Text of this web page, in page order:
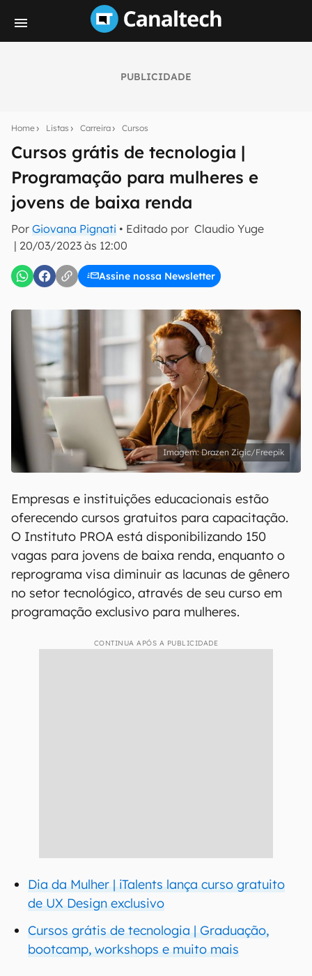
PUBLICIDADE
Home Listas Carreira Cursos
Cursos grátis de tecnologia |
Programação para mulheres e
jovens de baixa renda
Por Giovana Pignati • Editado por Claudio Yuge
| 20/03/2023 às 12:00
Assine nossa Newsletter
notícias e reviews sobre tecnologia em primeira
E-mail
inscreva-se
Confirmo que li, aceito e concordo com os Termos de
Uso e Política de Privacidade do Canaltech.
Drazen Zigic/Freepik
Empresas e instituições educacionais estão
oferecendo cursos gratuitos para capacitação.
O Instituto PROA está disponibilizando 150
vagas para jovens de baixa renda, enquanto o
reprograma visa diminuir as lacunas de gênero
no setor tecnológico, através de seu curso em
programação exclusivo para mulheres.
CONTINUA APÓS A PUBLICIDADE
Dia da Mulher | iTalents lança curso gratuito
de UX Design exclusivo
Cursos grátis de tecnologia | Graduação,
bootcamp, workshops e muito mais